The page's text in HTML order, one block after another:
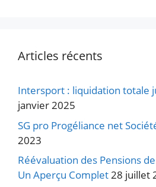
Articles récents
Intersport : liquidation totale
janvier 2025
SG pro Progéliance net
2023
Réévaluation des Pensions
Un Aperçu Complet28 juillet